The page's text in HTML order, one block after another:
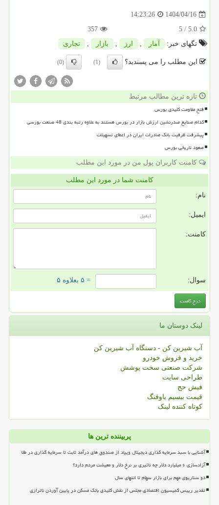
1404/04/16
14:23:26
5.0
/ 5
357
تگهای خبر:
آمار , ارز , بازار , تجاری
این مطلب را می پسندید؟ (1)
(0)
تازه ترین مطالب مرتبط
فتح مقاومت کلیدی بورس
کدام صنایع صدرنشین ارزش بازار در بورس هستند به علاوه رتبه بندی 48 صنعت بورسی
پیشرفت ظرفیت بانک صادرات ایران در اعطای تسهیلات
صعود تاریخی بورس
کامنت کاربران پول من در مورد این مطلب
کامنت شما در مورد این مطلب
نام:
ایمیل:
کامنت:
سوال: = ۵ بعلاوه ۵
لینک دوستان ما
آب شیرین کن - دستگاه آب شیرین کن
خرید و فروش خودرو
شرکت صنعتی سخت پوشش
طراحی سایت
فیش حج
قیمت بیسیم باوفنگ
کوتاه کننده لینک
پربیننده ترین ها
آشنایی با سبد سرمایه گذاری دیجیتال ویپاد از صندوق های درآمد ثابت تا سرمایه گذاری در طلا
آزادسازی ۶ میلیارد دلار چه تاثیری بر نرخ دلار و معیشت مردم دارد؟
دو سناریوی مهم برای بازار سهام تا انتهای سال
تقدیر رییس کمیسیون اقتصادی مجلس از نقش کلیدی بانک مسکن در پایین آوردن ناترازی